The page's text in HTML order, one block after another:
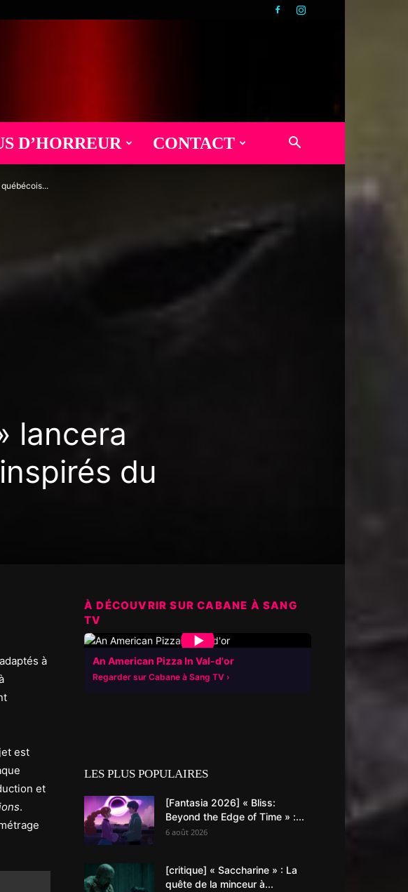
D’HORREUR CONTACT
lancera
du
à
est
et
.
À DÉCOUVRIR SUR CABANE À SANG
TV
▶
An American Pizza In Val-d'or
Regarder sur Cabane à Sang TV
LES PLUS POPULAIRES
[Fantasia 2026] « Bliss:
Beyond the Edge of Time » :...
6 août 2026
[critique] « Saccharine » : La
quête de la minceur à...